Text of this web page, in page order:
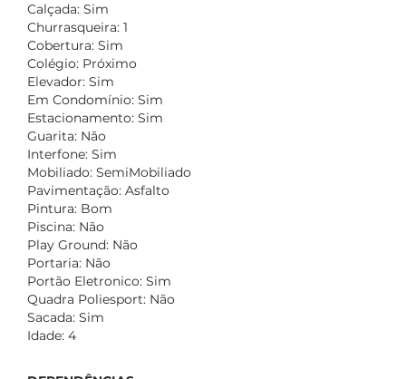
Calçada: Sim
Churrasqueira: 1
Cobertura: Sim
Colégio: Próximo
Elevador: Sim
Em Condomínio: Sim
Estacionamento: Sim
Guarita: Não
Interfone: Sim
Mobiliado: SemiMobiliado
Pavimentação: Asfalto
Pintura: Bom
Piscina: Não
Play Ground: Não
Portaria: Não
Portão Eletronico: Sim
Quadra Poliesport: Não
Sacada: Sim
Idade: 4